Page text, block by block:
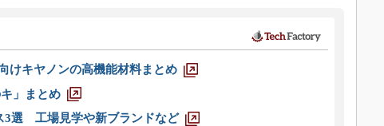
けキヤノンの高機能材料まとめ
」まとめ
3選 工場見学や新ブランドなど